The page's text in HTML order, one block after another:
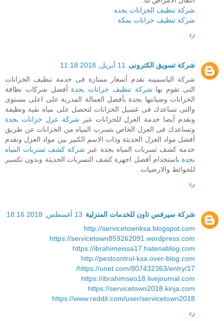
شركة تنظيف الخزانات بجده
شركة تنظيف خزانات بمكة
رد
شركة تسويق الكترونى
11 أبريل, 2018 11:18
شركة الياسمينه تقدم أسعار ممتازة فى خدمة تنظيف الخزانات
التى تقوم بها شركة تنظيف خزانات بجدة أفضل شركات نظافة
الخزانات وصيانتها بجدة بأفضل العمالة المدربة على اعلى مستوى
والتى تساعدك فى غسيل الخزانات لتحصل على مياه نقية ونظيفة
ونقدم أيضا خدمة العزل للخزانات عبر شركة عزل خزانات بجدة
وتساعدك فى العزل الخاص بتسرب المياه من الخزانات عن طريق
أفضل مواد العزل الحديثة وذات الاسم الكبير بين مواد العزل ونقدم
خدمة كشف تسربات المياه بجدة عبر شركة كشف تسربات المياه
بجدة باستخدام أفضل اجهزة كشف التسربات الحديثة وبدون تكسير
للحوائط والارضيات .
رد
شركة سيرفس تاون للخدمات المنزلية 13 أغسطس, 2018 18:16
http://servicetownksa.blogspot.com
https://servicetown859262091.wordpress.com
https://ibrahimeissa17.hatenablog.com
http://pestcontrol-ksa.over-blog.com
https://unet.com/807432363/entry/17/
https://ibrahimseo18.livejournal.com
https://servicetown2018.kinja.com
https://www.reddit.com/user/servicetown2018
رد